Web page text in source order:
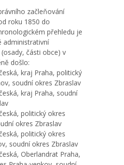
začleňování
roku 1850 do
přehledu je
administrativní
části obce) v
došlo:
kraj Praha, politický
soudní okres Zbraslav
kraj Praha, soudní
politický okres
okres Zbraslav
politický okres
soudní okres Zbraslav
Oberlandrat Praha,